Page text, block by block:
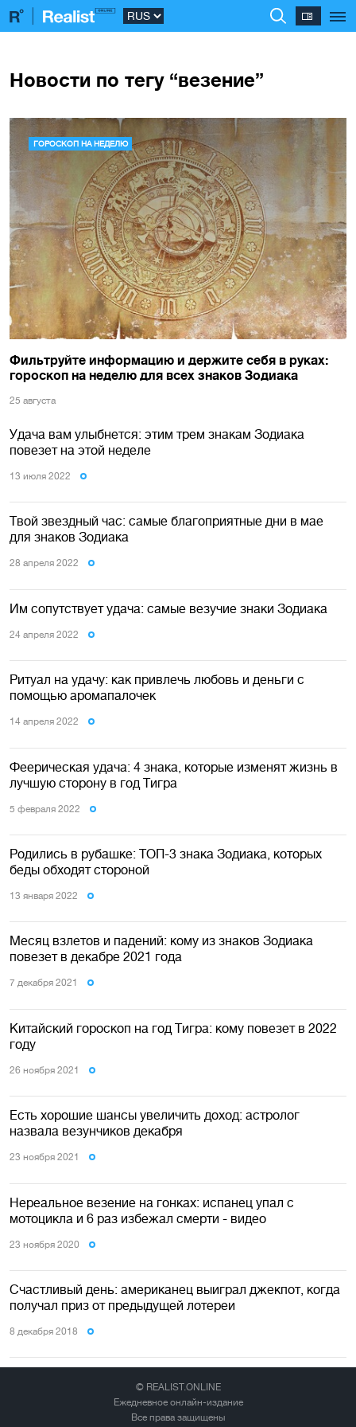
Новости по тегу “везение”
ГОРОСКОП НА НЕДЕЛЮ
Фильтруйте информацию и держите себя в руках:
гороскоп на неделю для всех знаков Зодиака
25 августа
Удача вам улыбнется: этим трем знакам Зодиака
повезет на этой неделе
13 июля 2022
Твой звездный час: самые благоприятные дни в мае
для знаков Зодиака
28 апреля 2022
Им сопутствует удача: самые везучие знаки Зодиака
24 апреля 2022
Ритуал на удачу: как привлечь любовь и деньги с
помощью аромапалочек
14 апреля 2022
Феерическая удача: 4 знака, которые изменят жизнь в
лучшую сторону в год Тигра
5 февраля 2022
Родились в рубашке: ТОП-3 знака Зодиака, которых
беды обходят стороной
13 января 2022
Месяц взлетов и падений: кому из знаков Зодиака
повезет в декабре 2021 года
7 декабря 2021
Китайский гороскоп на год Тигра: кому повезет в 2022
году
26 ноября 2021
Есть хорошие шансы увеличить доход: астролог
назвала везунчиков декабря
23 ноября 2021
Нереальное везение на гонках: испанец упал с
мотоцикла и 6 раз избежал смерти - видео
23 ноября 2020
Счастливый день: американец выиграл джекпот, когда
получал приз от предыдущей лотереи
8 декабря 2018
© REALIST.ONLINE
Ежедневное онлайн-издание
Все права защищены